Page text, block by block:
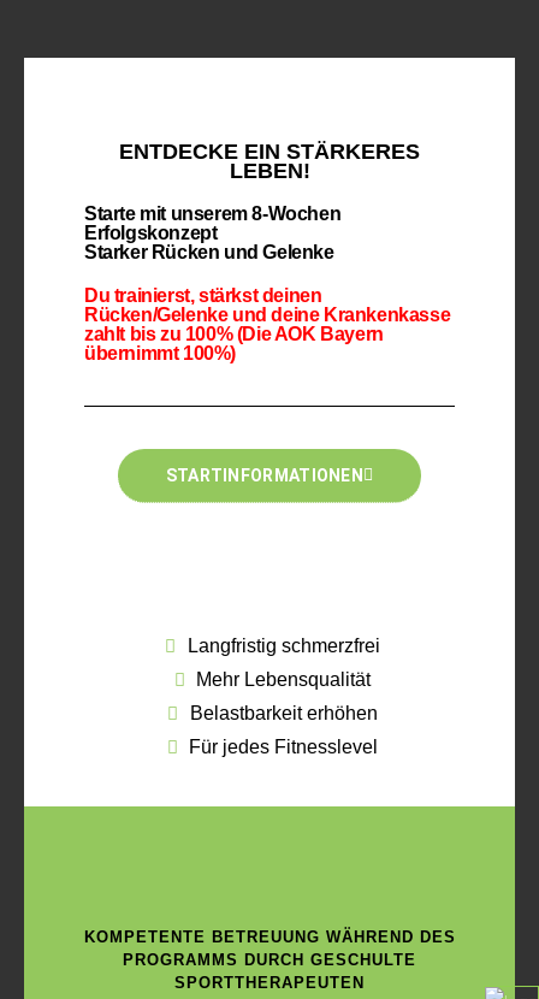
ENTDECKE EIN STÄRKERES
LEBEN!
Starte mit unserem 8-Wochen
Erfolgskonzept
Starker Rücken und Gelenke
Du trainierst, stärkst deinen
Rücken/Gelenke und deine Krankenkasse
zahlt bis zu 100% (Die AOK Bayern
übernimmt 100%)
STARTINFORMATIONEN
Langfristig schmerzfrei
Mehr Lebensqualität
Belastbarkeit erhöhen
Für jedes Fitnesslevel
KOMPETENTE BETREUUNG WÄHREND DES
PROGRAMMS DURCH GESCHULTE
SPORTTHERAPEUTEN